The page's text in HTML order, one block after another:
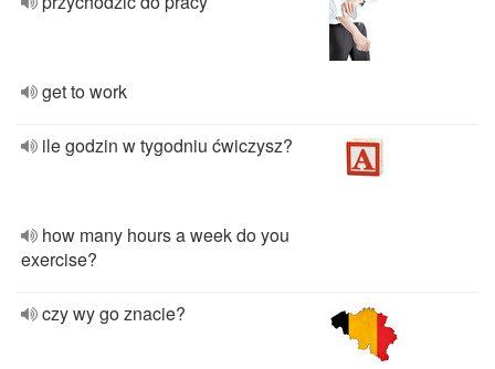
get to work
ile godzin w tygodniu ćwiczysz?
how many hours a week do you
exercise?
czy wy go znacie?